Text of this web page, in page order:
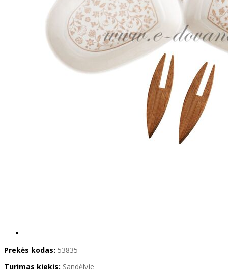
Prekės kodas: 53835
Turimas kiekis: Sandėlyje